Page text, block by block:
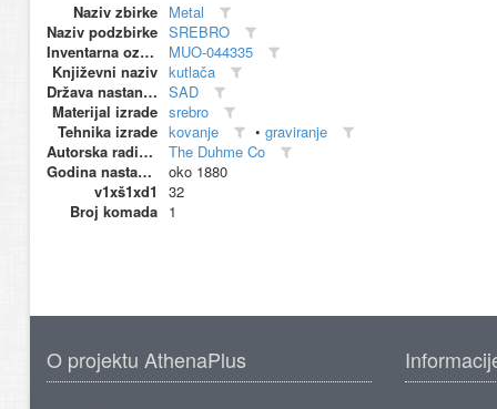
Naziv zbirke Metal
Naziv podzbirke SREBRO
Inventarna oznaka
MUO-044335
Književni naziv kutlača
Država nastanka SAD
Materijal izrade srebro
Tehnika izrade kovanje • graviranje
Autorska radionica (proizvođač)
The Duhme Co
Godina nastanka
oko 1880
v1xš1xd1
32
Broj komada 1
O projektu AthenaPlus